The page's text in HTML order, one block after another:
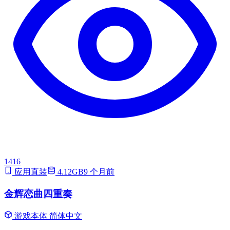
1416
应用直装
4.12GB9 个月前
金辉恋曲四重奏
游戏本体 简体中文